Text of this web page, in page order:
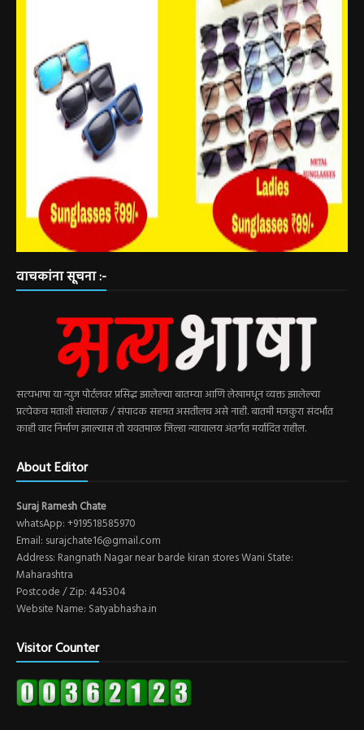
वाचकांना सूचना :-
सत्यभाषा या न्युज पोर्टलवर प्रसिद्ध झालेल्या बातम्या आणि लेखामधून व्यक्त झालेल्या
प्रत्येकच मताशी संचालक / संपादक सहमत असतीलच असे नाही. बातमी मजकुरा संदर्भात
काही वाद निर्माण झाल्यास तो यवतमाळ जिल्हा न्यायालय अंतर्गत मर्यादित राहील.
About Editor
Suraj Ramesh Chate
whatsApp: +919518585970
Email: surajchate16@gmail.com
Address: Rangnath Nagar near barde kiran stores Wani State:
Maharashtra
Postcode / Zip: 445304
Website Name: Satyabhasha.in
Visitor Counter